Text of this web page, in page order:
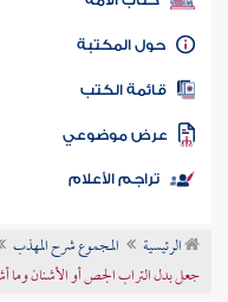
كتاب الأمة
المكتبة
الكتب
موضوعي
تراجم الأعلام
الرئيسية المجموع شرح المهذب
جعل بدل التراب الجص أو الأشنان وما